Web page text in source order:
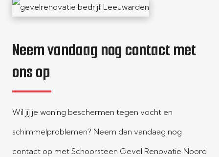
Neem vandaag nog contact met
ons op
Wil jij je woning beschermen tegen vocht en
schimmelproblemen? Neem dan vandaag nog
contact op met Schoorsteen Gevel Renovatie Noord